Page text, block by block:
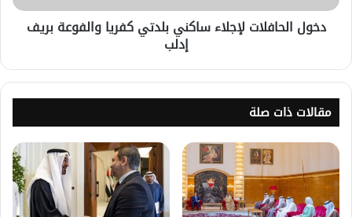
دخول الحافلات لإجلاء ساكني بلدتي كفريا والفوعة بريف
إدلب
مقالات ذات صلة